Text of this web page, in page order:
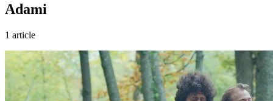
Adami
1 article